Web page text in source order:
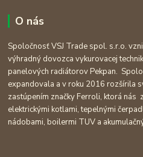
O nás
Spoločnosť VSJ Trade spol. s.r.o.
výhradný dovozca vykurovacej
panelových radiátorov Pekpan.
expandovala a v roku 2016 rozšírila
zastúpením značky Ferroli, ktorá nás
elektrickými kotlami, tepelnými
nádobami, boilermi TUV a